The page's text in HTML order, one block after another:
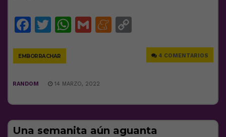
Facebook
Twitter
WhatsApp
GmailMeneame
EMBORRACHAR 4 COMENTARIOS
RANDOM 14 MARZO, 2022
Una semanita aún aguanta